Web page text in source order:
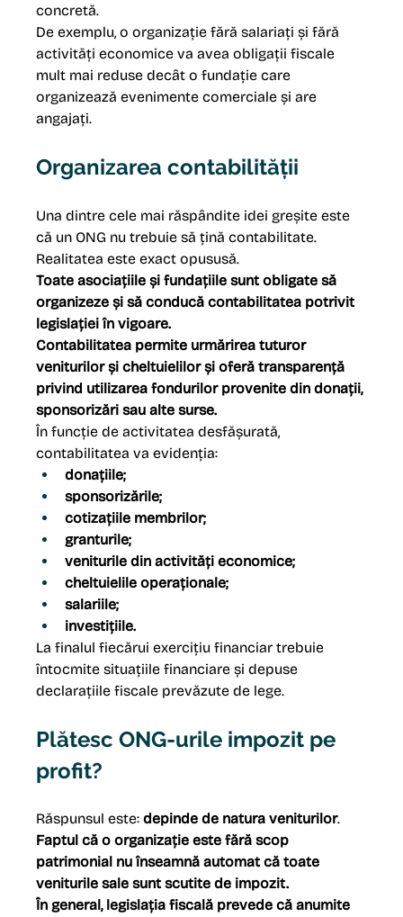
concretă.
De exemplu, o organizație fără salariați și fără
activități economice va avea obligații fiscale
mult mai reduse decât o fundație care
organizează evenimente comerciale și are
angajați.
Organizarea contabilității
Una dintre cele mai răspândite idei greșite este
că un ONG nu trebuie să țină contabilitate.
Realitatea este exact opususă.
Toate asociațiile și fundațiile sunt obligate să
organizeze și să conducă contabilitatea potrivit
legislației în vigoare.
Contabilitatea permite urmărirea tuturor
veniturilor și cheltuielilor și oferă transparență
privind utilizarea fondurilor provenite din donații,
sponsorizări sau alte surse.
În funcție de activitatea desfășurată,
contabilitatea va evidenția:
donațiile;
sponsorizările;
cotizațiile membrilor;
granturile;
veniturile din activități economice;
cheltuielile operaționale;
salariile;
investițiile.
La finalul fiecărui exercițiu financiar trebuie
întocmite situațiile financiare și depuse
declarațiile fiscale prevăzute de lege.
Plătesc ONG-urile impozit pe
profit?
Răspunsul este: depinde de natura veniturilor.
Faptul că o organizație este fără scop
patrimonial nu înseamnă automat că toate
veniturile sale sunt scutite de impozit.
În general, legislația fiscală prevede că anumite